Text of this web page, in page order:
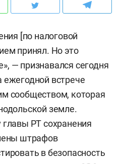
[по налоговой
принял. Но это
— признавался сегодня
встрече
сообществом, которая
земле.
РТ сохранения
штрафов
в безопасность